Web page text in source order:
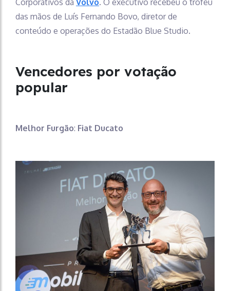
Corporativos da Volvo. O executivo recebeu o troféu
das mãos de Luís Fernando Bovo, diretor de
conteúdo e operações do Estadão Blue Studio.
Vencedores por votação
popular
Melhor Furgão: Fiat Ducato